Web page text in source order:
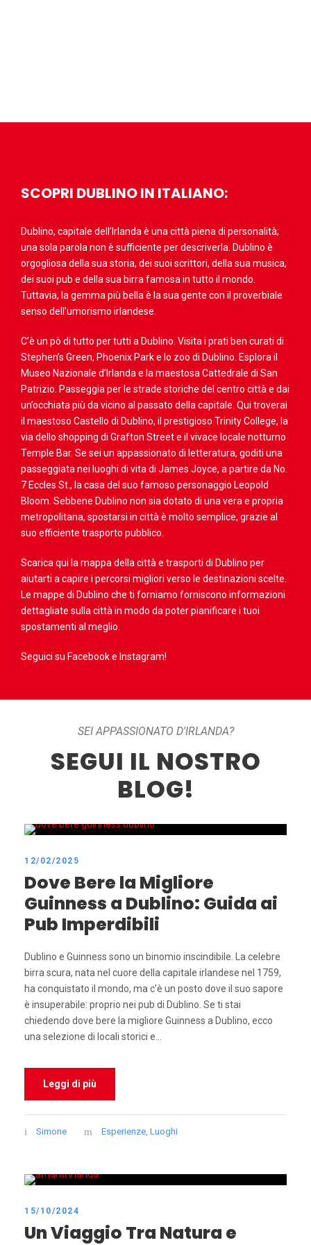
SCOPRI DUBLINO IN ITALIANO:
Dublino, capitale dell’Irlanda è una città piena di personalità;
una sola parola non è sufficiente per descriverla. Dublino è
orgogliosa della sua storia, dei suoi scrittori, della sua musica,
dei suoi pub e della sua birra famosa in tutto il mondo.
Tuttavia, la gemma più bella è la sua gente con il proverbiale
senso dell’umorismo irlandese.
C’è un pò di tutto per tutti a Dublino. Visita i prati ben curati di
Stephen’s Green, Phoenix Park e lo zoo di Dublino. Esplora il
Museo Nazionale d’Irlanda e la maestosa Cattedrale di San
Patrizio. Passeggia per le strade storiche del centro città e dai
un’occhiata più da vicino al passato della capitale. Qui troverai
il maestoso Castello di Dublino, il prestigioso Trinity College, la
via dello shopping di Grafton Street e il vivace locale notturno
Temple Bar. Se sei un appassionato di letteratura, goditi una
passeggiata nei luoghi di vita di James Joyce, a partire da No.
7 Eccles St., la casa del suo famoso personaggio Leopold
Bloom. Sebbene Dublino non sia dotato di una vera e propria
metropolitana, spostarsi in città è molto semplice, grazie al
suo efficiente trasporto pubblico.
Scarica qui la mappa della città e trasporti di Dublino per
aiutarti a capire i percorsi migliori verso le destinazioni scelte.
Le mappe di Dublino che ti forniamo forniscono informazioni
dettagliate sulla città in modo da poter pianificare i tuoi
spostamenti al meglio.
Seguici su Facebooke Instagram!
SEI APPASSIONATO D'IRLANDA?
SEGUI IL NOSTRO
BLOG!
12/02/2025
Dove Bere la Migliore
Guinness a Dublino: Guida ai
Pub Imperdibili
Dublino e Guinness sono un binomio inscindibile. La celebre
birra scura, nata nel cuore della capitale irlandese nel 1759,
ha conquistato il mondo, ma c’è un posto dove il suo sapore
è insuperabile: proprio nei pub di Dublino. Se ti stai
chiedendo dove bere la migliore Guinness a Dublino, ecco
una selezione di locali storici e...
Leggi di più
Simone Esperienze Luoghi
15/10/2024
Un Viaggio Tra Natura e